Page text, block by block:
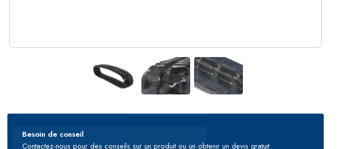
Besoin de conseil
Contactez-nous pour des conseils sur un produit ou un obtenir un devis gratuit